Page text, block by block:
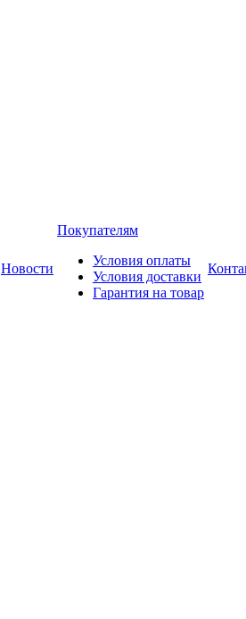
Новости
Покупателям
Условия оплаты
Условия доставки
Гарантия на товар